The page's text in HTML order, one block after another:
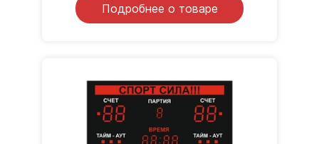
Подробнее о товаре